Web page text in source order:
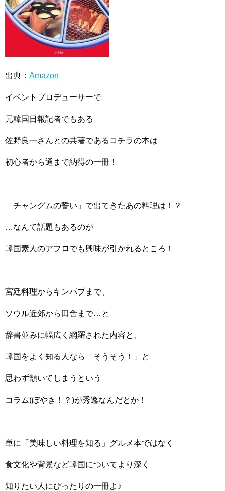
出典： Amazon
イベントプロデューサーで
元韓国日報記者でもある
佐野良一さんとの共著であるコチラの本は
初心者から通まで納得の一冊！
「チャングムの誓い」で出てきたあの料理は！？
…なんて話題もあるのが
韓国素人のアフロでも興味が引かれるところ！
宮廷料理からキンパブまで、
ソウル近郊から田舎まで…と
辞書並みに幅広く網羅された内容と、
韓国をよく知る人なら「そうそう！」と
思わず頷いてしまうという
コラム(ぼやき！？)が秀逸なんだとか！
単に「美味しい料理を知る」グルメ本ではなく
食文化や背景など韓国についてより深く
知りたい人にぴったりの一冊よ♪